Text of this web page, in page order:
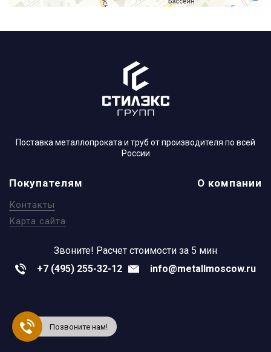
Поставка металлопроката и труб от производителя по всей
России
Покупателям
Контакты
Карта сайта
О компании
Звоните! Расчет стоимости за 5 мин
+7 (495) 255-32-12
info@metallmoscow.ru
Позвоните нам!